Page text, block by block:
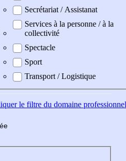
Secrétariat / Assistanat
Services à la personne / à la
collectivité
Spectacle
Sport
Transport / Logistique
le filtre du domaine professionnel